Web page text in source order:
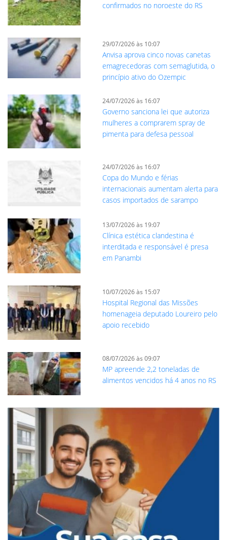
confirmados no noroeste do RS
29/07/2026 às 10:07
Anvisa aprova cinco novas canetas
emagrecedoras com semaglutida, o
princípio ativo do Ozempic
24/07/2026 às 16:07
Governo sanciona lei que autoriza
mulheres a comprarem spray de
pimenta para defesa pessoal
24/07/2026 às 16:07
Copa do Mundo e férias
internacionais aumentam alerta para
casos importados de sarampo
13/07/2026 às 19:07
Clínica estética clandestina é
interditada e responsável é presa
em Panambi
10/07/2026 às 15:07
Hospital Regional das Missões
homenageia deputado Loureiro pelo
apoio recebido
08/07/2026 às 09:07
MP apreende 2,2 toneladas de
alimentos vencidos há 4 anos no RS